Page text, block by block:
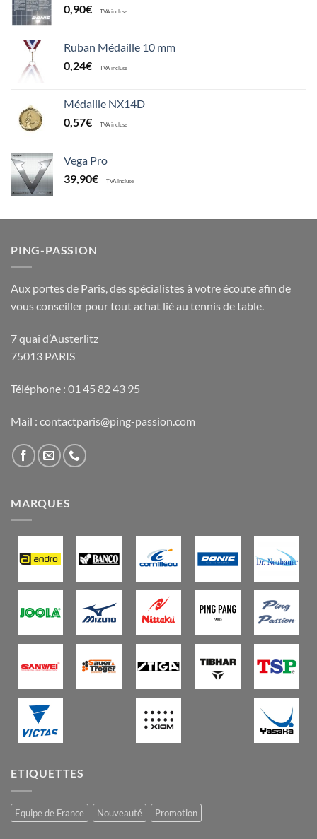
0,90€ TVA incluse
Ruban Médaille 10 mm
0,24€ TVA incluse
Médaille NX14D
0,57€ TVA incluse
Vega Pro
39,90€ TVA incluse
PING-PASSION
Aux portes de Paris, des spécialistes à votre écoute afin de
vous conseiller pour tout achat lié au tennis de table.
7 quai d’Austerlitz
75013 PARIS
Téléphone : 01 45 82 43 95
Mail : contactparis@ping-passion.com
MARQUES
ETIQUETTES
Equipe de France Nouveauté Promotion